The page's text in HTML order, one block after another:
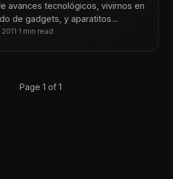
avances tecnológicos, vivimos en
de gadgets, y aparatitos
de alguna
·1 min read
Page 1 of 1